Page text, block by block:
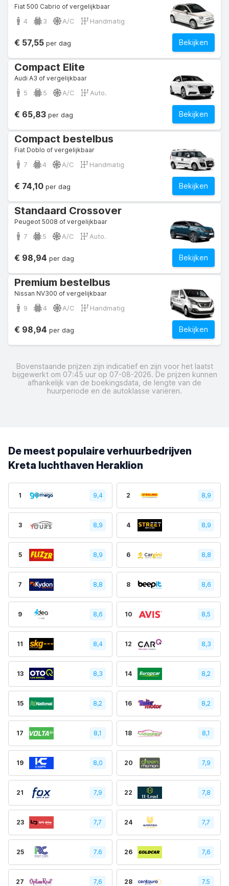
Fiat 500 Cabrio of vergelijkbaar
4 3 A/C Handmatig
Bekijken
€ 57,55 per dag
Compact Elite
Audi A3 of vergelijkbaar
5 5 A/C Auto.
Bekijken
€ 65,83 per dag
Compact bestelbus
Fiat Doblo of vergelijkbaar
7 4 A/C Handmatig
Bekijken
€ 74,10 per dag
Standaard Crossover
Peugeot 5008 of vergelijkbaar
7 5 A/C Auto.
Bekijken
€ 98,94 per dag
Premium bestelbus
Nissan NV300 of vergelijkbaar
9 4 A/C Handmatig
Bekijken
€ 98,94 per dag
Bovenstaande prijzen zijn indicatief en zijn voor het laatst
bijgewerkt om 07:45 uur op 07-08-2026. De prijzen kunnen
afhankelijk van de boekingsdata, de lengte van de
huurperiode en de autoklasse variëren.
De meest populaire verhuurbedrijven
Kreta luchthaven Heraklion
1 9,4 2 8,9
3 8,9 4 8,9
5 8,9 6 8,8
7 8,8 8 8,6
9 8,6 10 8,5
11 8,4 12 8,3
13 8,3 14 8,2
15 8,2 16 8,2
17 8,1 18 8,1
19 8,0 20 7,9
21 7,9 22 7,8
23 7,7 24 7,7
25 7.6 26 7,6
27 7,6 28 7.5